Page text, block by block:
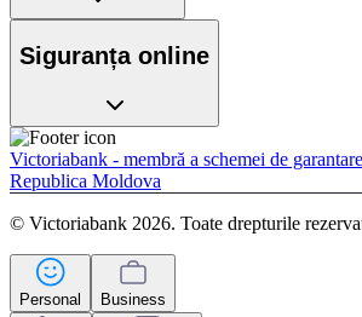
Siguranța online
Victoriabank - membră a schemei de
Republica Moldova
© Victoriabank 2026. Toate drepturile
Personal Business